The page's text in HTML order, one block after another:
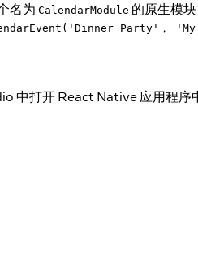
名为 CalendarModule 的原生模
Party'，
中打开 React Native 应用程